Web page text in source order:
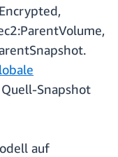
Snapshot
auf